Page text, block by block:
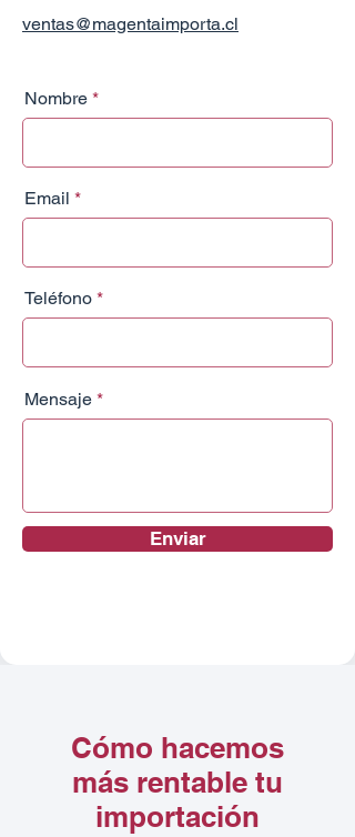
ventas@magentaimporta.cl
Nombre
Email
Teléfono
Mensaje
Enviar
Cómo hacemos
más rentable tu
importación